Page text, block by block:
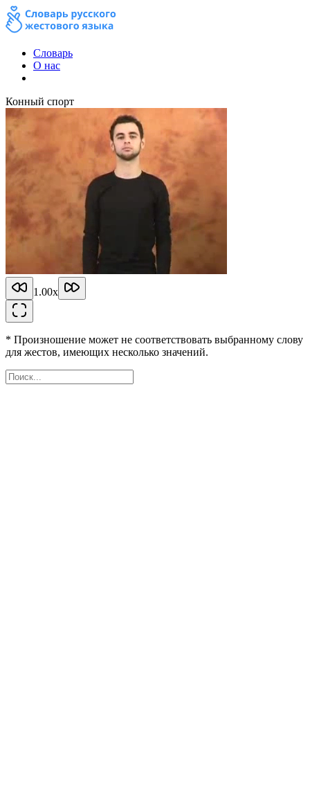
Словарь
О нас
Конный спорт
1.00x
* Произношение может не соответствовать выбранному слову
для жестов, имеющих несколько значений.